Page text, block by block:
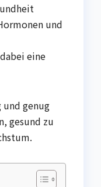
und
eine
und genug
gesund zu